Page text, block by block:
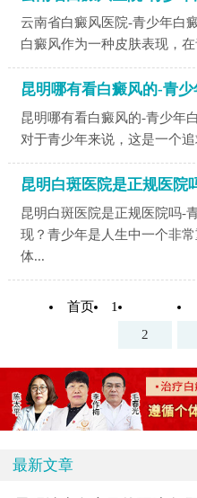
云南省白癜风医院-青少年白
白癜风作为一种皮肤表现，
昆明哪有看白癜风的-青
昆明哪有看白癜风的-青少年
对于青少年来说，这是一个
昆明白斑医院是正规医院
昆明白斑医院是正规医院吗-
现？青少年是人生中一个非
体...
首页
1
2
最新文章